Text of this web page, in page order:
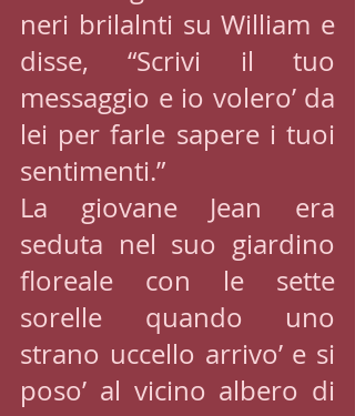
neri brilalnti su William e
disse, “Scrivi il tuo
messaggio e io volero’ da
lei per farle sapere i tuoi
sentimenti.”
La giovane Jean era
seduta nel suo giardino
floreale con le sette
sorelle quando uno
strano uccello arrivo’ e si
poso’ al vicino albero di